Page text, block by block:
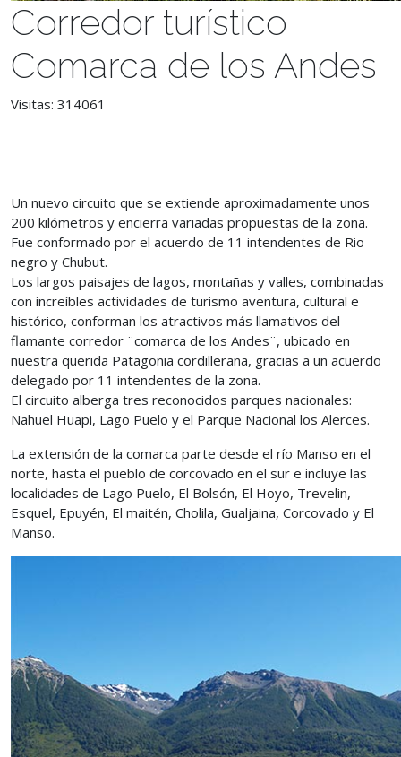
Corredor turístico
Comarca de los Andes
Visitas: 314061
Un nuevo circuito que se extiende aproximadamente unos
200 kilómetros y encierra variadas propuestas de la zona.
Fue conformado por el acuerdo de 11 intendentes de Rio
negro y Chubut.
Los largos paisajes de lagos, montañas y valles, combinadas
con increíbles actividades de turismo aventura, cultural e
histórico, conforman los atractivos más llamativos del
flamante corredor ¨comarca de los Andes¨, ubicado en
nuestra querida Patagonia cordillerana, gracias a un acuerdo
delegado por 11 intendentes de la zona.
El circuito alberga tres reconocidos parques nacionales:
Nahuel Huapi, Lago Puelo y el Parque Nacional los Alerces.
La extensión de la comarca parte desde el río Manso en el
norte, hasta el pueblo de corcovado en el sur e incluye las
localidades de Lago Puelo, El Bolsón, El Hoyo, Trevelin,
Esquel, Epuyén, El maitén, Cholila, Gualjaina, Corcovado y El
Manso.